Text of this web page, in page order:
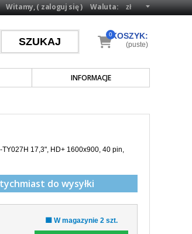
Waluta:
Witamy, (zaloguj się)
INFORMACJE
KOSZYK:
0
(puste)
17,3", HD+ 1600x900, 40 pin,
do wysyłki
🟩 W magazynie 2 szt.